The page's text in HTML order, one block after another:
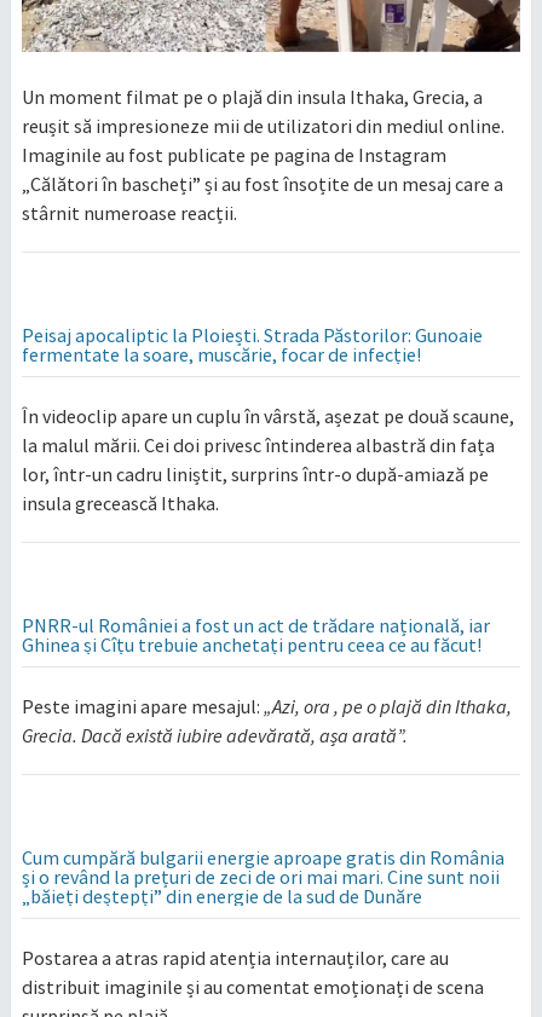
Un moment filmat pe o plajă din insula Ithaka, Grecia, a
reușit să impresioneze mii de utilizatori din mediul online.
Imaginile au fost publicate pe pagina de Instagram
„Călători în bascheți” și au fost însoțite de un mesaj care a
stârnit numeroase reacții.
Peisaj apocaliptic la Ploiești. Strada Păstorilor: Gunoaie
fermentate la soare, muscărie, focar de infecție!
În videoclip apare un cuplu în vârstă, așezat pe două scaune,
la malul mării. Cei doi privesc întinderea albastră din fața
lor, într-un cadru liniștit, surprins într-o după-amiază pe
insula grecească Ithaka.
PNRR-ul României a fost un act de trădare națională, iar
Ghinea și Cîțu trebuie anchetați pentru ceea ce au făcut!
Peste imagini apare mesajul: „Azi, ora , pe o plajă din Ithaka,
Grecia. Dacă există iubire adevărată, așa arată”.
Cum cumpără bulgarii energie aproape gratis din România
și o revând la prețuri de zeci de ori mai mari. Cine sunt noii
„băieți deștepți” din energie de la sud de Dunăre
Postarea a atras rapid atenția internauților, care au
distribuit imaginile și au comentat emoționați de scena